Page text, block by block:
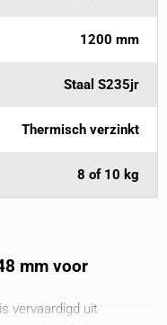
1200 mm
Staal S235jr
Thermisch verzinkt
8 of 10 kg
mm voor
vervaardigd uit